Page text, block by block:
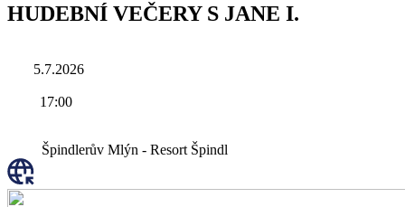
HUDEBNÍ VEČERY S JANE I.
5.7.2026
17:00
Špindlerův Mlýn - Resort Špindl